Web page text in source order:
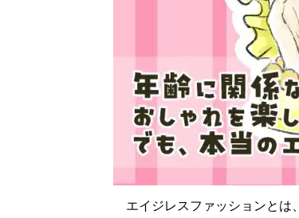
エイジレスファッションとは、